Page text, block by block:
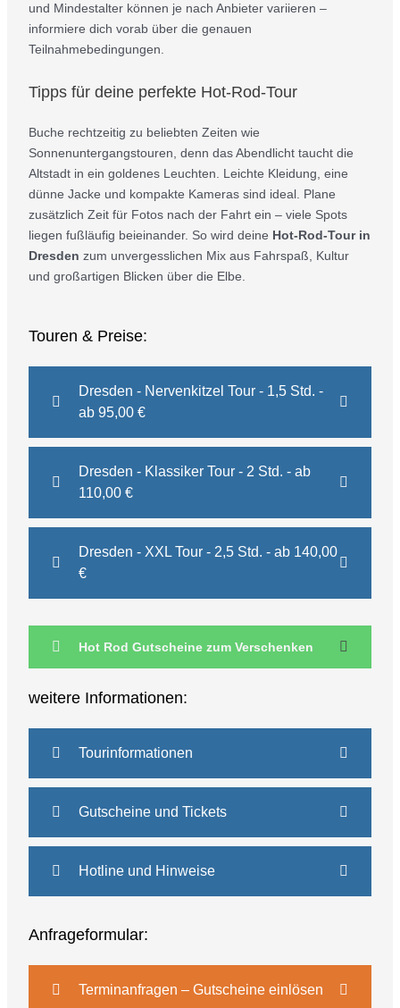
und Mindestalter können je nach Anbieter variieren –
informiere dich vorab über die genauen
Teilnahmebedingungen.
Tipps für deine perfekte Hot-Rod-Tour
Buche rechtzeitig zu beliebten Zeiten wie
Sonnenuntergangstouren, denn das Abendlicht taucht die
Altstadt in ein goldenes Leuchten. Leichte Kleidung, eine
dünne Jacke und kompakte Kameras sind ideal. Plane
zusätzlich Zeit für Fotos nach der Fahrt ein – viele Spots
liegen fußläufig beieinander. So wird deine Hot-Rod-Tour in
Dresden zum unvergesslichen Mix aus Fahrspaß, Kultur
und großartigen Blicken über die Elbe.
Touren & Preise:
Dresden - Nervenkitzel Tour - 1,5 Std. -
ab 95,00 €
Dresden - Klassiker Tour - 2 Std. - ab
110,00 €
Dresden - XXL Tour - 2,5 Std. - ab 140,00
€
Hot Rod Gutscheine zum Verschenken
weitere Informationen:
Tourinformationen
Gutscheine und Tickets
Hotline und Hinweise
Anfrageformular:
Terminanfragen – Gutscheine einlösen